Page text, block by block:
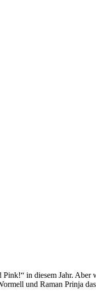
in diesem Jahr.
und Raman Prinja